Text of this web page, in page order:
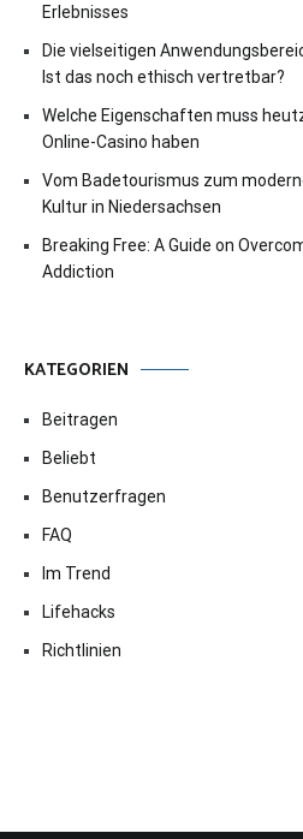
Erlebnisses
Die vielseitigen
Ist das noch ethisch vertretbar?
Welche Eigenschaften muss
Online-Casino haben
Vom Badetourismus zum
Kultur in Niedersachsen
Breaking Free: A Guide on
Addiction
KATEGORIEN
Beitragen
Beliebt
Benutzerfragen
FAQ
Im Trend
Lifehacks
Richtlinien